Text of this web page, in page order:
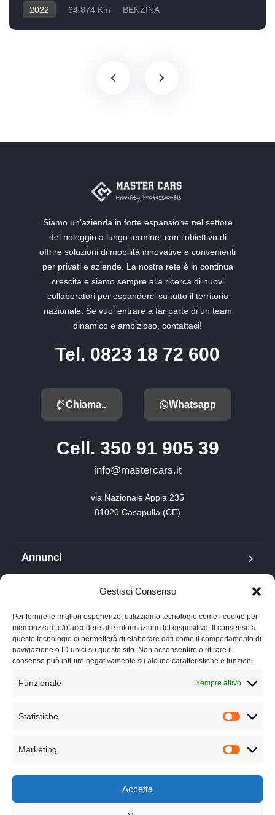
Gestisci Consenso
Per fornire le migliori esperienze, utilizziamo tecnologie come i cookie per
memorizzare e/o accedere alle informazioni del dispositivo. Il consenso a
queste tecnologie ci permetterà di elaborare dati come il comportamento di
navigazione o ID unici su questo sito. Non acconsentire o ritirare il
consenso può influire negativamente su alcune caratteristiche e funzioni.
Funzionale Sempre attivo
Statistiche
Marketing
Accetta
2022 64.874 Km BENZINA
Siamo un'azienda in forte espansione nel settore
del noleggio a lungo termine, con l'obiettivo di
offrire soluzioni di mobilità innovative e convenienti
per privati e aziende. La nostra rete è in continua
crescita e siamo sempre alla ricerca di nuovi
collaboratori per espanderci su tutto il territorio
nazionale. Se vuoi entrare a far parte di un team
dinamico e ambizioso, contattaci!
Tel. 0823 18 72 600
Chiama.. Whatsapp
Cell. 350 91 905 39
info@mastercars.it
via Nazionale Appia 235
81020 Casapulla (CE)
Annunci
FAQ
Lavora con noi